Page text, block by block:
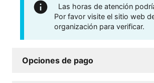
Las horas de atención
Por favor visite el sitio web
organización para verificar.
Opciones de pago